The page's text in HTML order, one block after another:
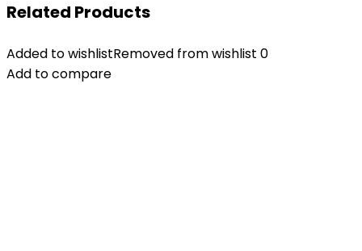
Related Products
Added to wishlistRemoved from wishlist 0
Add to compare